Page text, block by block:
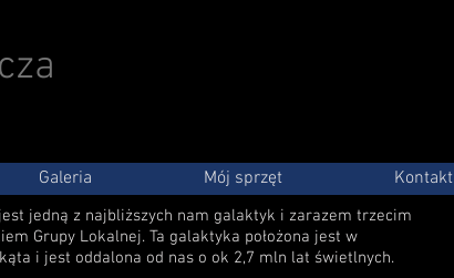
Galeria Mój sprzęt Kontakt
jedną z najbliższych nam galaktyk i zarazem trzecim
Grupy Lokalnej. Ta galaktyka położona jest w
i jest oddalona od nas o ok 2,7 mln lat świetlnych.